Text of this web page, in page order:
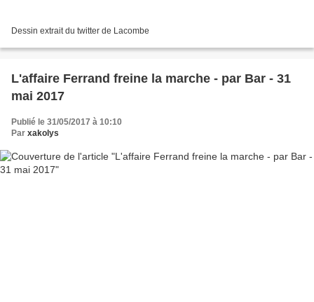
Dessin extrait du twitter de Lacombe
L'affaire Ferrand freine la marche - par Bar - 31
mai 2017
Publié le 31/05/2017 à 10:10
Par xakolys